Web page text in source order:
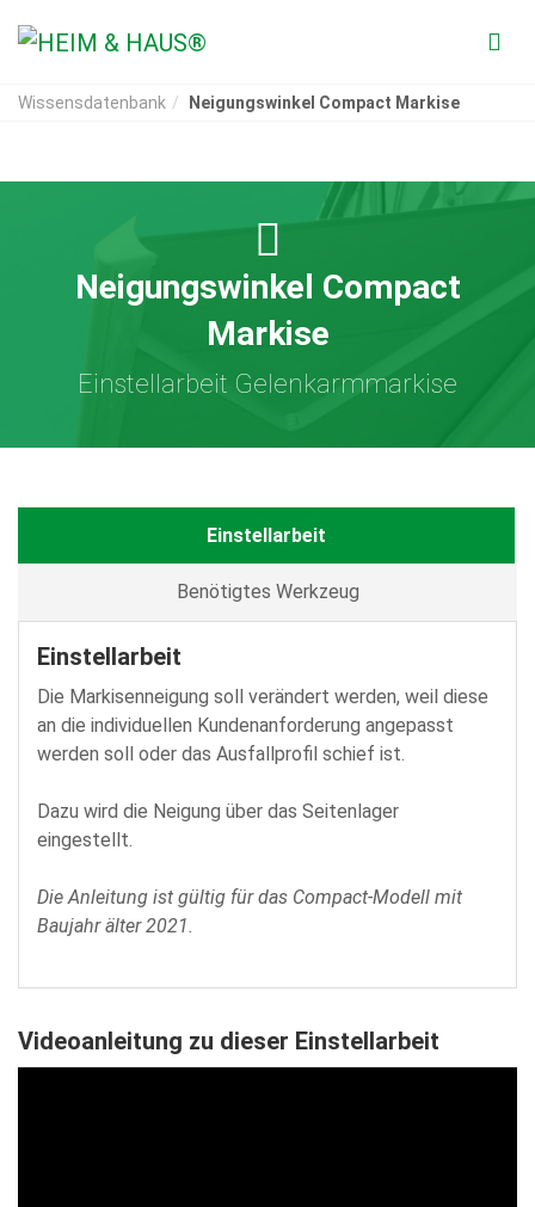
Wissensdatenbank Neigungswinkel Compact Markise
Neigungswinkel Compact
Markise
Einstellarbeit Gelenkarmmarkise
Einstellarbeit
Benötigtes Werkzeug
Einstellarbeit
Die Markisenneigung soll verändert werden, weil diese
an die individuellen Kundenanforderung angepasst
werden soll oder das Ausfallprofil schief ist.
Dazu wird die Neigung über das Seitenlager
eingestellt.
Die Anleitung ist gültig für das Compact-Modell mit
Baujahr älter 2021.
Videoanleitung zu dieser Einstellarbeit